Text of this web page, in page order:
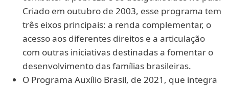
Criado em outubro de 2003, esse programa tem
três eixos principais: a renda complementar, o
acesso aos diferentes direitos e a articulação
com outras iniciativas destinadas a fomentar o
desenvolvimento das famílias brasileiras.
O Programa Auxílio Brasil, de 2021, que integra